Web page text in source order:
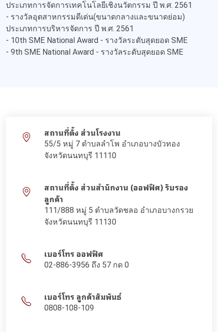
ประเภทการจัดการเทคโนโลยีเชิงนวัตกรรม ปี พ.ศ. 2561
- รางวัลอุตสาหกรรมดีเด่น(ขนาดกลางและขนาดย่อม)
ประเภทการบริหารจัดการ ปี พ.ศ. 2561
- 10th SME National Award - รางวัลระดับสุดยอด SME
- 9th SME National Award - รางวัลระดับสุดยอด SME
สถานที่ตั้ง ส่วนโรงงาน
55/5 หมู่ 7 ตำบลลำโพ อำเภอบางบัวทอง
จังหวัดนนทบุรี 11110
สถานที่ตั้ง ส่วนสำนักงาน (ออฟฟิศ) รับรอง
ลูกค้า
111/888 หมู่ 5 ตำบลวัดชลอ อำเภอบางกรวย
จังหวัดนนทบุรี 11130
เบอร์โทร ออฟฟิศ
02-886-3956 ถึง 57 กด 0
เบอร์โทร ลูกค้าสัมพันธ์
0808-108-109